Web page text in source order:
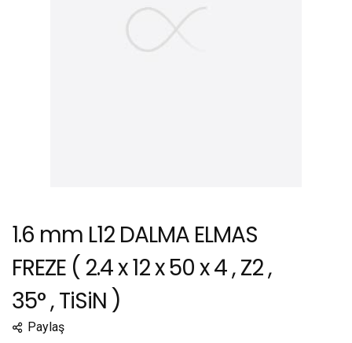
1.6 mm L12 DALMA ELMAS
FREZE ( 2.4 x 12 x 50 x 4 , Z2 ,
35° , TiSiN )
Paylaş